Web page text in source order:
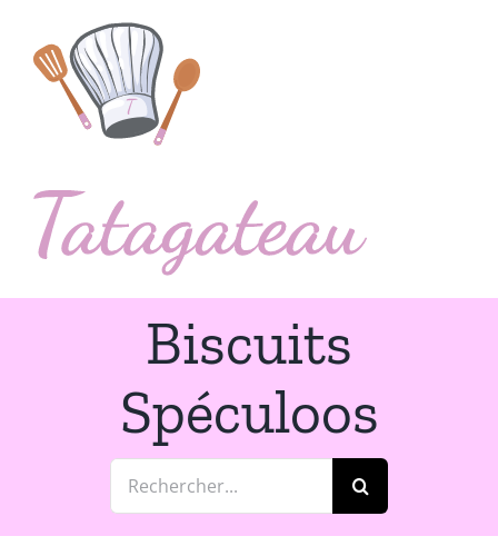
contenu
Biscuits
Spéculoos
Rechercher: